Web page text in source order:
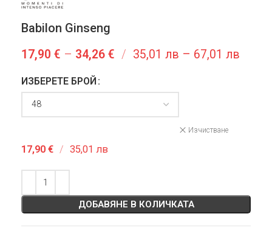
Babilon Ginseng
17,90 € – 34,26 € / 35,01 лв – 67,01 лв
ИЗБЕРЕТЕ БРОЙ
Изчистване
17,90 € / 35,01 лв
ДОБАВЯНЕ В КОЛИЧКАТА